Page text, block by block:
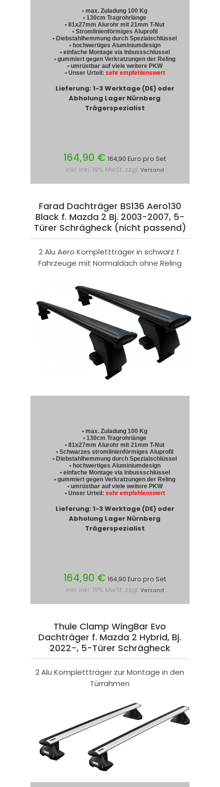
• max. Zuladung 100 Kg
• 130cm Tragrohrlänge
• 81x27mm Alurohr mit 21mm T-Nut
• Stromlinienförmiges Aluprofil
• Diebstahlhemmung durch Spezialschlüssel
• hochwertiges Aluminiumdesign
• einfache Montage via Inbussschlüssel
• gummiert gegen Verkratzungen der Reling
• umrüstbar auf viele weitere PKW
• Unser Urteil: sehr empfehlenswert
Lieferung: 1-3 Werktage (DE) oder
Abholung Lager Nürnberg
Trägerspezialist
164,90 € 164,90 Euro pro Set
inkl. inkl. 19% MwSt. zzgl. Versand
Farad Dachträger BS136 Aero130
Black f. Mazda 2 Bj. 2003-2007, 5-
Türer Schrägheck (nicht passend)
2 Alu Aero Komplettträger in schwarz f.
Fahrzeuge mit Normaldach ohne Reling
• max. Zuladung 100 Kg
• 130cm Tragrohrlänge
• 81x27mm Alurohr mit 21mm T-Nut
• Schwarzes stromlinienförmiges Aluprofil
• Diebstahlhemmung durch Spezialschlüssel
• hochwertiges Aluminiumdesign
• einfache Montage via Inbussschlüssel
• gummiert gegen Verkratzungen der Reling
• umrüstbar auf viele weitere PKW
• Unser Urteil: sehr empfehlenswert
Lieferung: 1-3 Werktage (DE) oder
Abholung Lager Nürnberg
Trägerspezialist
164,90 € 164,90 Euro pro Set
inkl. inkl. 19% MwSt. zzgl. Versand
Thule Clamp WingBar Evo
Dachträger f. Mazda 2 Hybrid, Bj.
2022-, 5-Türer Schrägheck
2 Alu Komplettträger zur Montage in den
Türrahmen